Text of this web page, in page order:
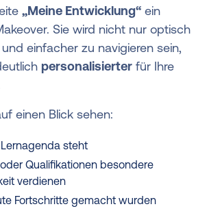
„Meine Entwicklung“ ein
Sie wird nicht nur optisch
einfacher zu navigieren sein,
personalisierter für Ihre
einen Blick sehen:
steht
Qualifikationen besondere
verdienen
Fortschritte gemacht wurden